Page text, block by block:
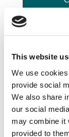
This website
We use
provide social
We also share
our social
may combine it
provided to